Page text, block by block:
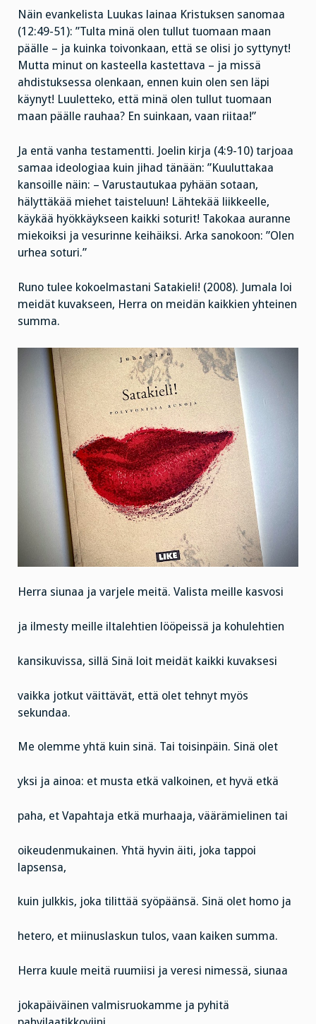
Näin evankelista Luukas lainaa Kristuksen sanomaa
(12:49-51): ”Tulta minä olen tullut tuomaan maan
päälle – ja kuinka toivonkaan, että se olisi jo syttynyt!
Mutta minut on kasteella kastettava – ja missä
ahdistuksessa olenkaan, ennen kuin olen sen läpi
käynyt! Luuletteko, että minä olen tullut tuomaan
maan päälle rauhaa? En suinkaan, vaan riitaa!”
Ja entä vanha testamentti. Joelin kirja (4:9-10) tarjoaa
samaa ideologiaa kuin jihad tänään: ”Kuuluttakaa
kansoille näin: – Varustautukaa pyhään sotaan,
hälyttäkää miehet taisteluun! Lähtekää liikkeelle,
käykää hyökkäykseen kaikki soturit! Takokaa auranne
miekoiksi ja vesurinne keihäiksi. Arka sanokoon: ”Olen
urhea soturi.”
Runo tulee kokoelmastani Satakieli! (2008). Jumala loi
meidät kuvakseen, Herra on meidän kaikkien yhteinen
summa.
Herra siunaa ja varjele meitä. Valista meille kasvosi
ja ilmesty meille iltalehtien lööpeissä ja kohulehtien
kansikuvissa, sillä Sinä loit meidät kaikki kuvaksesi
vaikka jotkut väittävät, että olet tehnyt myös
sekundaa.
Me olemme yhtä kuin sinä. Tai toisinpäin. Sinä olet
yksi ja ainoa: et musta etkä valkoinen, et hyvä etkä
paha, et Vapahtaja etkä murhaaja, väärämielinen tai
oikeudenmukainen. Yhtä hyvin äiti, joka tappoi
lapsensa,
kuin julkkis, joka tilittää syöpäänsä. Sinä olet homo ja
hetero, et miinuslaskun tulos, vaan kaiken summa.
Herra kuule meitä ruumiisi ja veresi nimessä, siunaa
jokapäiväinen valmisruokamme ja pyhitä